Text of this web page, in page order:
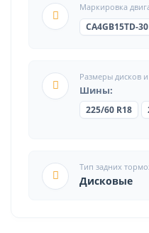
Маркировка
CA4GB15TD-30
Размеры дисков
Шины:
225/60 R18
Тип задних
Дисковые